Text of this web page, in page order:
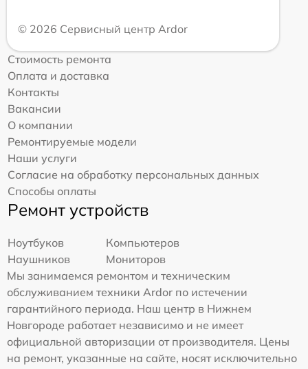
© 2026 Сервисный центр Ardor
Стоимость ремонта
Оплата и доставка
Контакты
Вакансии
О компании
Ремонтируемые модели
Наши услуги
Согласие на обработку персональных данных
Способы оплаты
Ремонт устройств
Ноутбуков
Компьютеров
Наушников
Мониторов
Мы занимаемся ремонтом и техническим
обслуживанием техники Ardor по истечении
гарантийного периода. Наш центр в Нижнем
Новгороде работает независимо и не имеет
официальной авторизации от производителя. Цены
на ремонт, указанные на сайте, носят исключительно